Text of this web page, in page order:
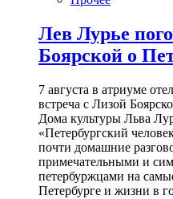
Лев Лурье
Боярской о
7 августа в атриуме
встреча с Лизой
Дома культуры Льва
«Петербургский
почти домашние
примечательными и
петербуржцами на
Петербурге и жизни в